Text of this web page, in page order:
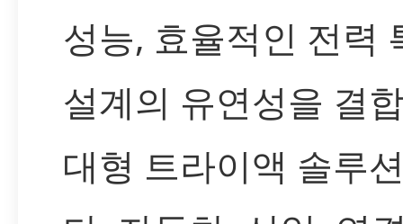
성능, 효율적인 전력
설계의 유연성을 결
대형 트라이액 솔루